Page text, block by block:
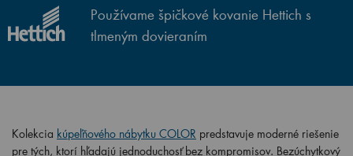
Používame špičkové kovanie Hettich s
tlmeným dovieraním
Kolekcia kúpeľňového nábytku COLOR predstavuje moderné riešenie
pre tých, ktorí hľadajú jednoduchosť bez kompromisov. Bezúchytkový